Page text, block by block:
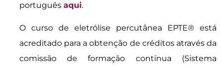
português aqui.
O curso de eletrólise percutânea EPTE® está
acreditado para a obtenção de créditos através da
comissão de formação contínua (Sistema